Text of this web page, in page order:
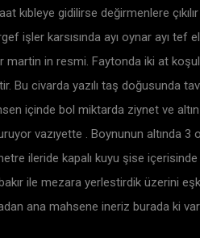
kıbleye gidilirse değirmenlere
işler karsısında ayı oynar ayı
in resmi. Faytonda iki at
Bu civarda yazılı taş doğusunda
içinde bol miktarda ziynet ve
vazıyette . Boynunun altında
ileride kapalı kuyu şise
ile mezara yerlestirdik üzerini
ana mahsene ineriz burada ki